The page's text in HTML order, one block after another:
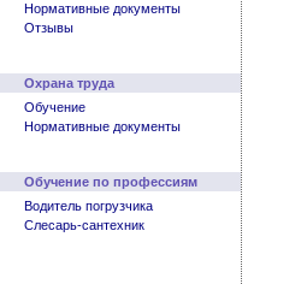
Нормативные документы
Отзывы
Охрана труда
Обучение
Нормативные документы
Обучение по профессиям
Водитель погрузчика
Слесарь-сантехник